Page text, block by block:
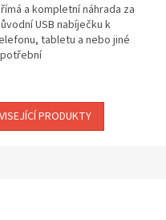
a kompletní náhrada za
USB nabíječku k
tabletu a nebo jiné
pro mobilní...
PRODUKTY